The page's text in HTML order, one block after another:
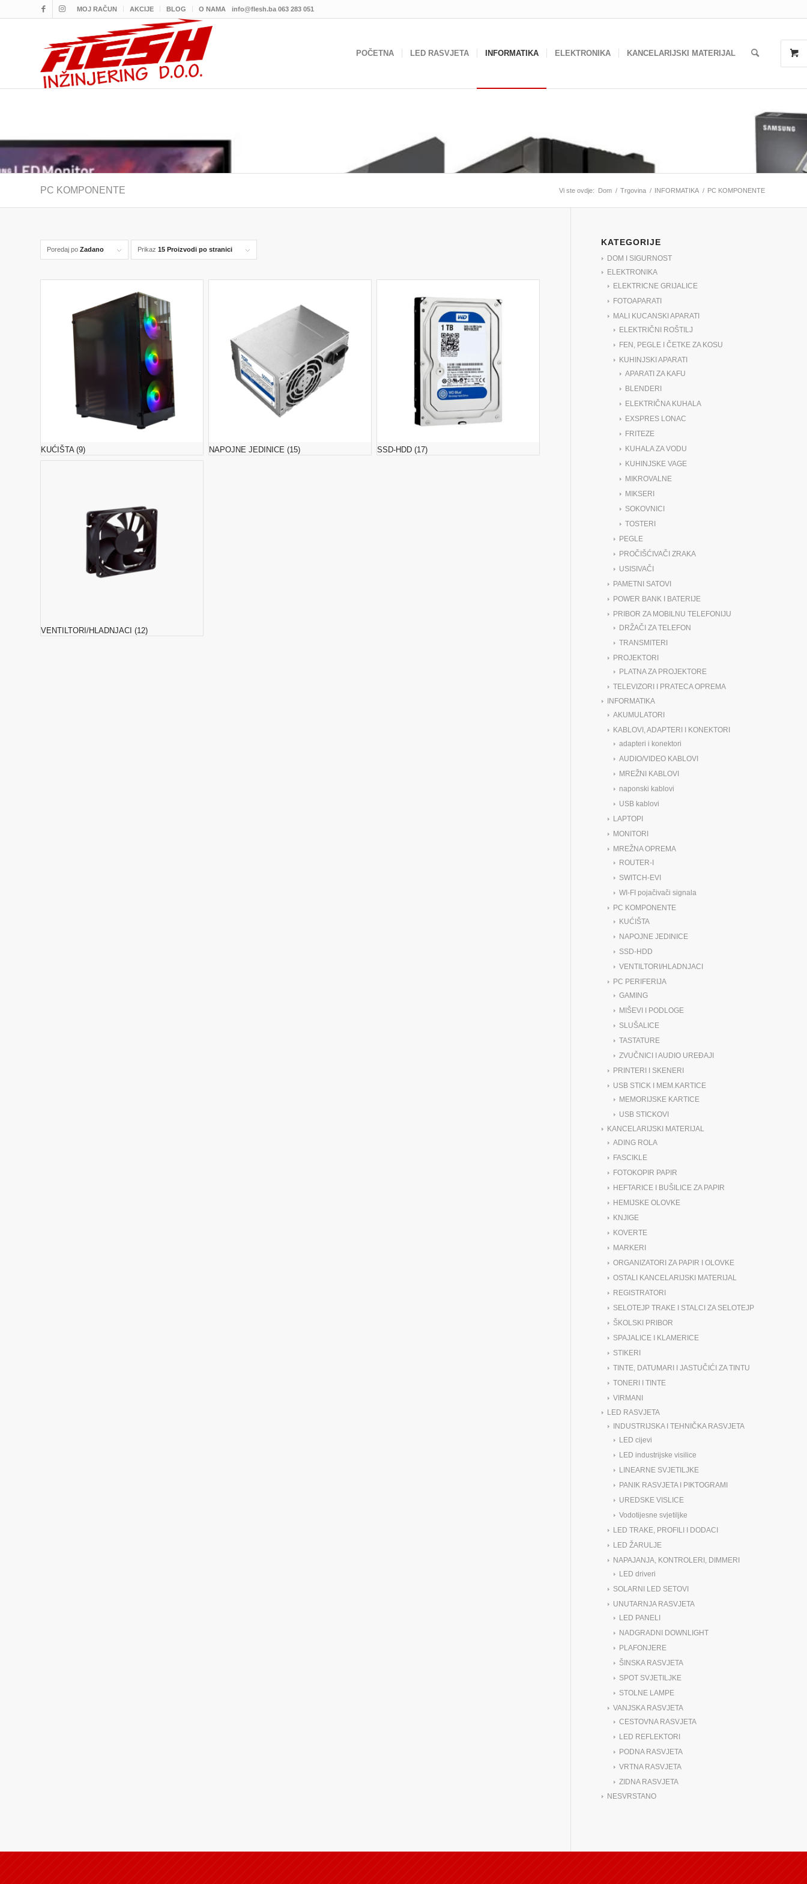
MOJ RAČUN AKCIJE BLOG O NAMA info@flesh.ba 063 283 051
POČETNA LED RASVJETA INFORMATIKA ELEKTRONIKA KANCELARIJSKI MATERIJAL
PC KOMPONENTE Vi ste ovdje: Dom / Trgovina / INFORMATIKA / PC KOMPONENTE
Poredaj po Zadano Prikaz 15 Proizvodi po stranici
KUĆIŠTA (9) NAPOJNE JEDINICE (15) SSD-HDD (17)
VENTILTORI/HLADNJACI (12)
KATEGORIJE
DOM I SIGURNOST
ELEKTRONIKA
ELEKTRICNE GRIJALICE
FOTOAPARATI
MALI KUCANSKI APARATI
ELEKTRIČNI ROŠTILJ
FEN, PEGLE I ČETKE ZA KOSU
KUHINJSKI APARATI
APARATI ZA KAFU
BLENDERI
ELEKTRIČNA KUHALA
EXSPRES LONAC
FRITEZE
KUHALA ZA VODU
KUHINJSKE VAGE
MIKROVALNE
MIKSERI
SOKOVNICI
TOSTERI
PEGLE
PROČIŠĆIVAČI ZRAKA
USISIVAČI
PAMETNI SATOVI
POWER BANK I BATERIJE
PRIBOR ZA MOBILNU TELEFONIJU
DRŽAČI ZA TELEFON
TRANSMITERI
PROJEKTORI
PLATNA ZA PROJEKTORE
TELEVIZORI I PRATECA OPREMA
INFORMATIKA
AKUMULATORI
KABLOVI, ADAPTERI I KONEKTORI
adapteri i konektori
AUDIO/VIDEO KABLOVI
MREŽNI KABLOVI
naponski kablovi
USB kablovi
LAPTOPI
MONITORI
MREŽNA OPREMA
ROUTER-I
SWITCH-EVI
WI-FI pojačivači signala
PC KOMPONENTE
KUĆIŠTA
NAPOJNE JEDINICE
SSD-HDD
VENTILTORI/HLADNJACI
PC PERIFERIJA
GAMING
MIŠEVI I PODLOGE
SLUŠALICE
TASTATURE
ZVUČNICI I AUDIO UREĐAJI
PRINTERI I SKENERI
USB STICK I MEM.KARTICE
MEMORIJSKE KARTICE
USB STICKOVI
KANCELARIJSKI MATERIJAL
ADING ROLA
FASCIKLE
FOTOKOPIR PAPIR
HEFTARICE I BUŠILICE ZA PAPIR
HEMIJSKE OLOVKE
KNJIGE
KOVERTE
MARKERI
ORGANIZATORI ZA PAPIR I OLOVKE
OSTALI KANCELARIJSKI MATERIJAL
REGISTRATORI
SELOTEJP TRAKE I STALCI ZA SELOTEJP
ŠKOLSKI PRIBOR
SPAJALICE I KLAMERICE
STIKERI
TINTE, DATUMARI I JASTUČIĆI ZA TINTU
TONERI I TINTE
VIRMANI
LED RASVJETA
INDUSTRIJSKA I TEHNIČKA RASVJETA
LED cijevi
LED industrijske visilice
LINEARNE SVJETILJKE
PANIK RASVJETA I PIKTOGRAMI
UREDSKE VISLICE
Vodotijesne svjetiljke
LED TRAKE, PROFILI I DODACI
LED ŽARULJE
NAPAJANJA, KONTROLERI, DIMMERI
LED driveri
SOLARNI LED SETOVI
UNUTARNJA RASVJETA
LED PANELI
NADGRADNI DOWNLIGHT
PLAFONJERE
ŠINSKA RASVJETA
SPOT SVJETILJKE
STOLNE LAMPE
VANJSKA RASVJETA
CESTOVNA RASVJETA
LED REFLEKTORI
PODNA RASVJETA
VRTNA RASVJETA
ZIDNA RASVJETA
NESVRSTANO